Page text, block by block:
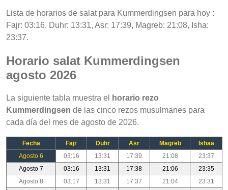
Lista de horarios de salat para Kummerdingsen para hoy :
Fajr: 03:16, Duhr: 13:31, Asr: 17:39, Magreb: 21:08, Isha:
23:37.
Horario salat Kummerdingsen
agosto 2026
La siguiente tabla muestra el
horario rezo
Kummerdingsen de las cinco rezos musulmanes para
cada día del mes de agosto de 2026.
Fecha Fajr Duhr Asr Magreb
Ishaa
Agosto 6
03:16 13:31 17:39 21:08
23:37
Agosto 7
03:16 13:31 17:38 21:06
23:35
Agosto 8
03:17 13:31 17:37 21:04
23:31